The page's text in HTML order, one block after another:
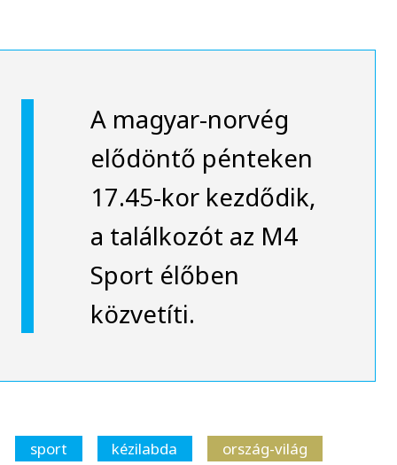
A magyar-norvég
elődöntő pénteken
17.45-kor kezdődik,
a találkozót az M4
Sport élőben
közvetíti.
sport kézilabda ország-világ